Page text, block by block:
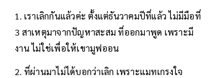
1. เราเลิกกันแล้วค่ะ ตั้งแต่ธันวาคมปีที่แล้ว ไม่มีมือที่
3 สาเหตุมาจากปัญหาสะสม ที่ออกมาพูด เพราะมี
งาน ไม่ใช่เพื่อให้เขามูฟออน
2. ที่ผ่านมาไม่ได้บอกว่าเลิก เพราะแมทเกรงใจ